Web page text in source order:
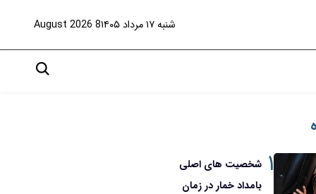
شنبه ۱۷ مرداد ۱۴۰۵ 8 August 2026
۱ شخصیت های اصلی
بامداد خمار در زمان